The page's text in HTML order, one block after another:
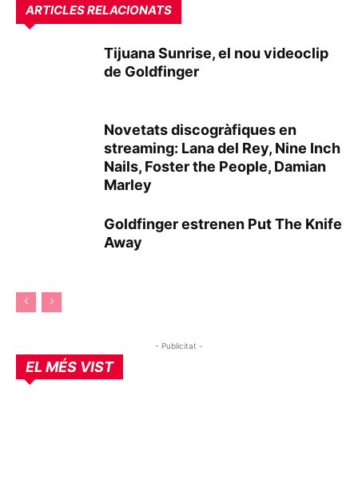
ARTICLES RELACIONATS
Tijuana Sunrise, el nou videoclip
de Goldfinger
Novetats discogràfiques en
streaming: Lana del Rey, Nine Inch
Nails, Foster the People, Damian
Marley
Goldfinger estrenen Put The Knife
Away
- Publicitat -
EL MÉS VIST